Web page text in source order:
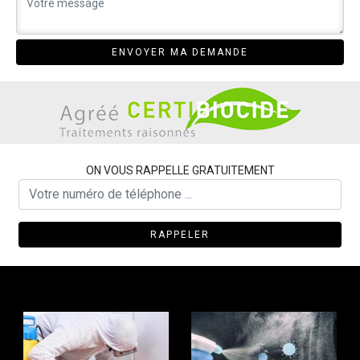
ON VOUS RAPPELLE GRATUITEMENT